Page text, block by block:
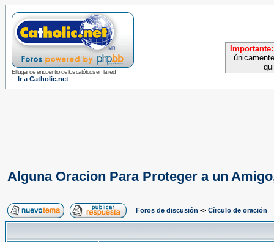
El lugar de encuentro de los católicos en la red
Ir a Catholic.net
Importante:
Alguna Oracion Para Proteger a un
Foros de discusión -> Círculo de oración